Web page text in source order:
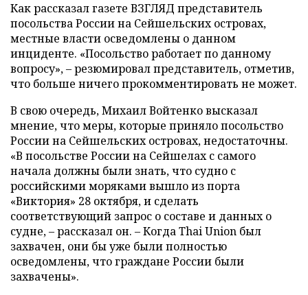
Как рассказал газете ВЗГЛЯД представитель
посольства России на Сейшельских островах,
местные власти осведомлены о данном
инциденте. «Посольство работает по данному
вопросу», – резюмировал представитель, отметив,
что больше ничего прокомментировать не может.
В свою очередь, Михаил Войтенко высказал
мнение, что меры, которые приняло посольство
России на Сейшельских островах, недостаточны.
«В посольстве России на Сейшелах с самого
начала должны были знать, что судно с
российскими моряками вышло из порта
«Виктория» 28 октября, и сделать
соответствующий запрос о составе и данных о
судне, – рассказал он. – Когда Thai Union был
захвачен, они бы уже были полностью
осведомлены, что граждане России были
захвачены».